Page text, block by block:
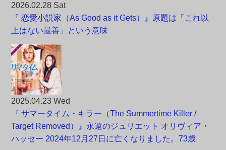
2026.02.28 Sat
『 恋愛小説家（As Good as it Gets）』原題は「これ以
上はない最善」という意味
2025.04.23 Wed
『 サマータイム・キラー（The Summertime Killer /
Target Removed）』永遠のジュリエット オリヴィア・
ハッセー 2024年12月27日に亡くなりました。73歳